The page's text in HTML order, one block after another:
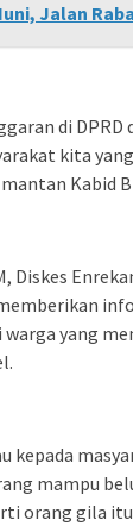
Jalan
di
kita
Kabid
Diskes
yang
kepada
mampu
orang gila